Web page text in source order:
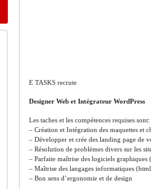
E TASKS recrute
Designer Web et Intégrateur WordPress
Les taches et les compétences requises sont:
– Création et Intégration des maquettes et
– Développer et crée des landing page de
– Résolution de problèmes divers sur les
– Parfaite maîtrise des logiciels
– Maîtrise des langages informatiques
– Bon sens d’ergonomie et de design